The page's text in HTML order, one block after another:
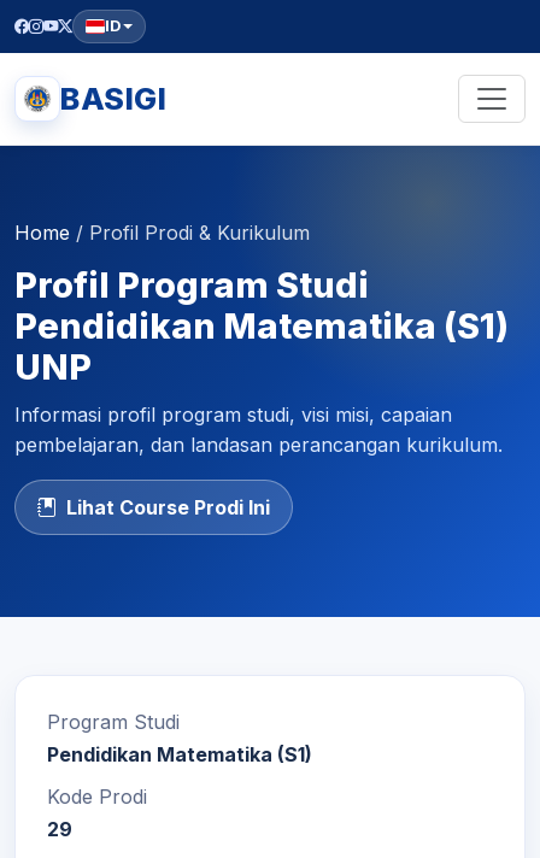
ID
BASIGI
Home / Profil Prodi & Kurikulum
Profil Program Studi
Pendidikan Matematika (S1)
UNP
Informasi profil program studi, visi misi, capaian
pembelajaran, dan landasan perancangan kurikulum.
Lihat Course Prodi Ini
Program Studi
Pendidikan Matematika (S1)
Kode Prodi
29